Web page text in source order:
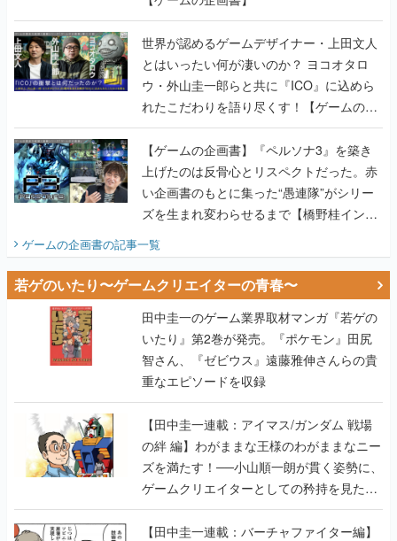
世界が認めるゲームデザイナー・上田文人
とはいったい何が凄いのか？ ヨコオタロ
ウ・外山圭一郎らと共に『ICO』に込めら
れたこだわりを語り尽くす！【ゲームの企
画書】
【ゲームの企画書】『ペルソナ3』を築き
上げたのは反骨心とリスペクトだった。赤
い企画書のもとに集った“愚連隊”がシリー
ズを生まれ変わらせるまで【橋野桂インタ
ゲームの企画書の記事一覧
若ゲのいたり〜ゲームクリエイターの青春〜
田中圭一のゲーム業界取材マンガ『若ゲの
いたり』第2巻が発売。『ポケモン』田尻
智さん、『ゼビウス』遠藤雅伸さんらの貴
重なエピソードを収録
【田中圭一連載：アイマス/ガンダム 戦場
の絆 編】わがままな王様のわがままなニー
ズを満たす！──小山順一朗が貫く姿勢に、
ゲームクリエイターとしての矜持を見た
【若ゲのいたり最終回】
【田中圭一連載：バーチャファイター編】